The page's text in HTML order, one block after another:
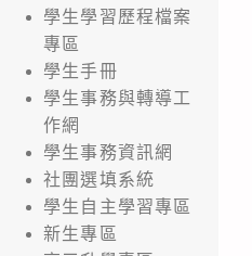
學生學習歷程檔案
專區
學生手冊
學生事務與轉導工
作網
學生事務資訊網
社團選填系統
學生自主學習專區
新生專區